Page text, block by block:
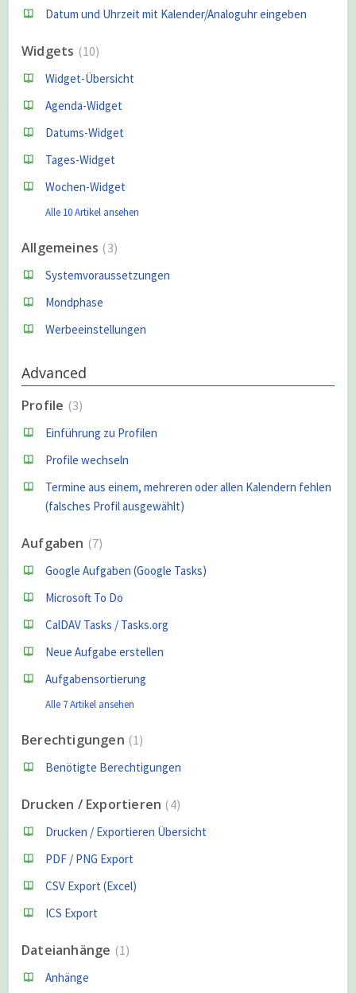
Datum und Uhrzeit mit Kalender/Analoguhr eingeben
Widgets 10
Widget-Übersicht
Agenda-Widget
Datums-Widget
Tages-Widget
Wochen-Widget
Alle 10 Artikel ansehen
Allgemeines 3
Systemvoraussetzungen
Mondphase
Werbeeinstellungen
Advanced
Profile 3
Einführung zu Profilen
Profile wechseln
Termine aus einem, mehreren oder allen Kalendern fehlen
(falsches Profil ausgewählt)
Aufgaben 7
Google Aufgaben (Google Tasks)
Microsoft To Do
CalDAV Tasks / Tasks.org
Neue Aufgabe erstellen
Aufgabensortierung
Alle 7 Artikel ansehen
Berechtigungen 1
Benötigte Berechtigungen
Drucken / Exportieren 4
Drucken / Exportieren Übersicht
PDF / PNG Export
CSV Export (Excel)
ICS Export
Dateianhänge 1
Anhänge